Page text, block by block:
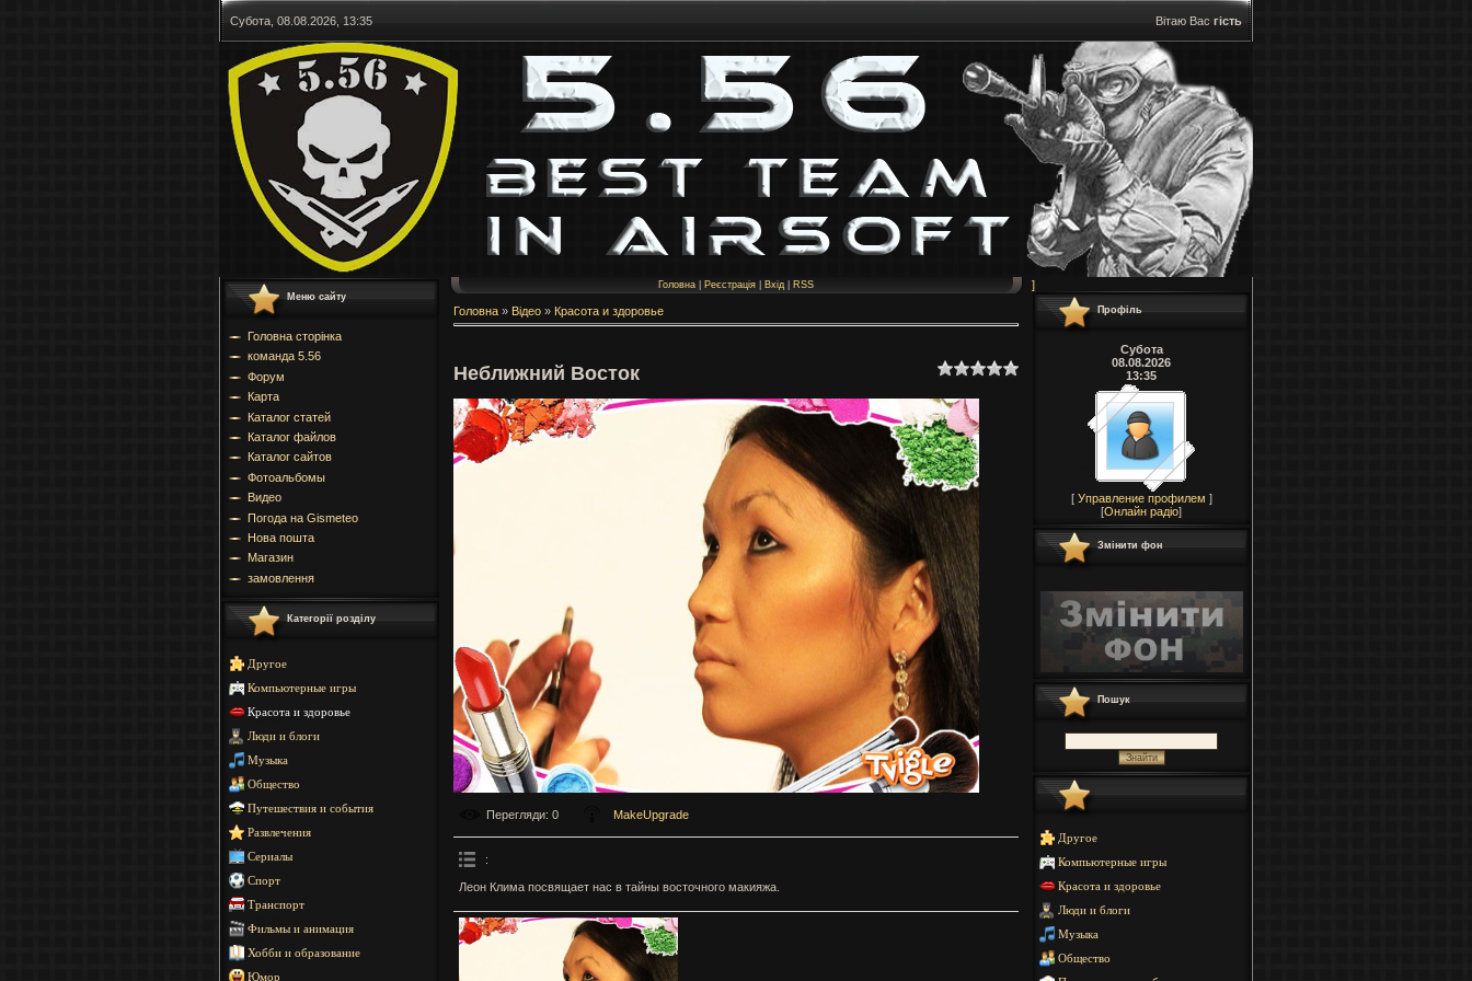
Субота, 08.08.2026, 13:35 Вітаю Вас гість
Меню сайту
Головна сторінка
команда 5.56
Форум
Карта
Каталог статей
Каталог файлов
Каталог сайтов
Фотоальбомы
Видео
Погода на Gismeteo
Нова пошта
Магазин
замовлення
Категорії розділу
Другое
Компьютерные игры
Красота и здоровье
Люди и блоги
Музыка
Общество
Путешествия и события
Развлечения
Сериалы
Спорт
Транспорт
Фильмы и анимация
Хобби и образование
Юмор
Головна Реєстрація Вхід RSS
Головна » Відео » Красота и здоровье
Неближний Восток
Перегляди: 0 MakeUpgrade
:
Леон Клима посвящает нас в тайны восточного макияжа.
]
Профіль
Субота
08.08.2026
13:35
[ Управление профилем ]
[Онлайн радіо]
Змінити фон
Пошук
Другое
Компьютерные игры
Красота и здоровье
Люди и блоги
Музыка
Общество